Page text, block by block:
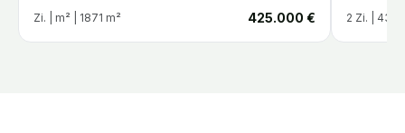
Zi. | m² | 1871 m² 425.000 € 2 Zi. | 43.5